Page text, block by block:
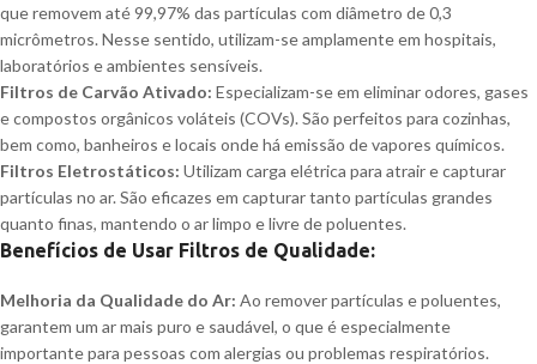
que removem até 99,97% das partículas com diâmetro de 0,3
micrômetros. Nesse sentido, utilizam-se amplamente em hospitais,
laboratórios e ambientes sensíveis.
Filtros de Carvão Ativado: Especializam-se em eliminar odores, gases
e compostos orgânicos voláteis (COVs). São perfeitos para cozinhas,
bem como, banheiros e locais onde há emissão de vapores químicos.
Filtros Eletrostáticos: Utilizam carga elétrica para atrair e capturar
partículas no ar. São eficazes em capturar tanto partículas grandes
quanto finas, mantendo o ar limpo e livre de poluentes.
Benefícios de Usar Filtros de Qualidade:
Melhoria da Qualidade do Ar: Ao remover partículas e poluentes,
garantem um ar mais puro e saudável, o que é especialmente
importante para pessoas com alergias ou problemas respiratórios.